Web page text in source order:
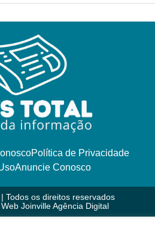
Política de Privacidade
Anuncie Conosco
Todos os direitos reservados
Web Joinville Agência Digital